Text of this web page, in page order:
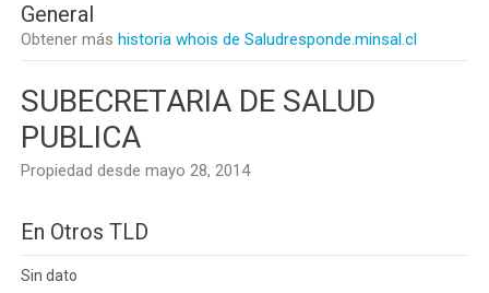
General
Obtener más historia whois de Saludresponde.minsal.cl
SUBECRETARIA DE SALUD
PUBLICA
Propiedad desde mayo 28, 2014
En Otros TLD
Sin dato